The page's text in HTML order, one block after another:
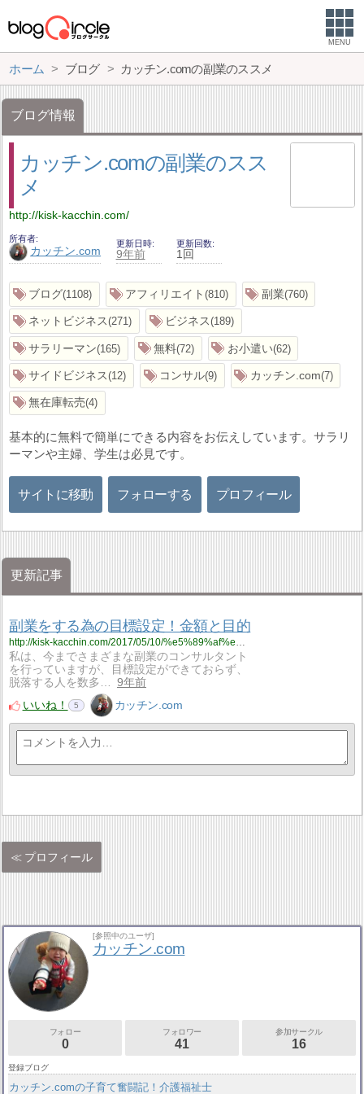
MENU
ホーム ブログ カッチン.comの副業のススメ
ブログ情報
カッチン.comの副業のスス
メ
http://kisk-kacchin.com/
所有者
カッチン.com
更新日時
9年前
更新回数
1回
ブログ 1108 アフィリエイト 810 副業 760
ネットビジネス 271 ビジネス 189
サラリーマン 165 無料 72 お小遣い 62
サイドビジネス 12 コンサル 9 カッチン.com 7
無在庫転売 4
基本的に無料で簡単にできる内容をお伝えしています。サラリ
ーマンや主婦、学生は必見です。
サイトに移動 フォローする プロフィール
更新記事
副業をする為の目標設定！金額と目的
私は、今までさまざまな副業のコンサルタント
を行っていますが、目標設定ができておらず、
脱落する人を数多…
9年前
いいね！
5 カッチン.com
プロフィール
[参照中のユーザ]
カッチン.com
フォロー
0
フォロワー
41
参加サークル
16
登録ブログ
カッチン.comの子育て奮闘記！介護福祉士